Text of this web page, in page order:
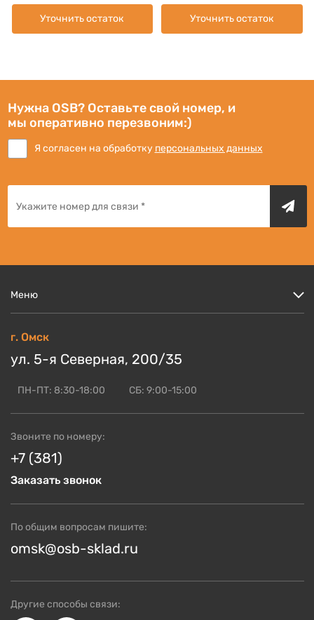
Уточнить остаток Уточнить остаток
Нужна OSB? Оставьте свой номер, и
мы оперативно перезвоним:)
Я согласен на обработку персональных данных
Звоните по номеру:
+7 (381)
Заказать звонок
По общим вопросам пишите:
omsk@osb-sklad.ru
Другие способы связи:
г. Омск
ул. 5-я Северная, 200/35
ПН-ПТ: 8:30-18:00 СБ: 9:00-15:00
Меню
Кто мы?
Скидки и акции
Доставка и оплата
Блог по OSB
ОСБ оптом
Контакты